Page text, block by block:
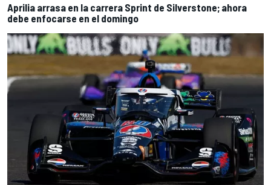
Aprilia arrasa en la carrera Sprint de Silverstone; ahora
debe enfocarse en el domingo